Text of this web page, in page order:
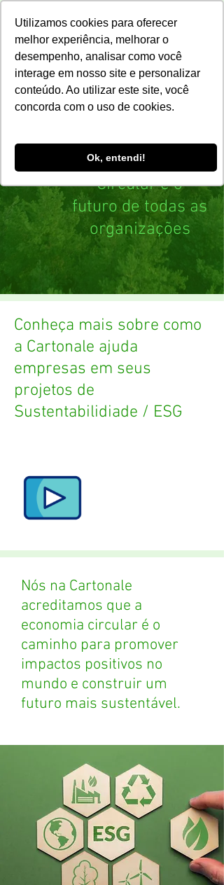
Utilizamos cookies para oferecer
melhor experiência, melhorar o
desempenho, analisar como você
interage em nosso site e personalizar
conteúdo. Ao utilizar este site, você
concorda com o uso de cookies.
Ok, entendi!
A Economia
Circular é o
futuro de todas as
organizações
Conheça mais sobre como
a Cartonale ajuda
empresas em seus
projetos de
Sustentabilidiade / ESG
Nós na Cartonale
acreditamos que a
economia circular é o
caminho para promover
impactos positivos no
mundo e construir um
futuro mais sustentável.